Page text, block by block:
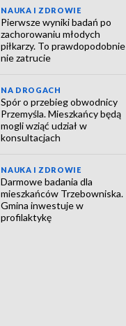
NAUKA I ZDROWIE
Pierwsze wyniki badań po
zachorowaniu młodych
piłkarzy. To prawdopodobnie
nie zatrucie
NA DROGACH
Spór o przebieg obwodnicy
Przemyśla. Mieszkańcy będą
mogli wziąć udział w
konsultacjach
NAUKA I ZDROWIE
Darmowe badania dla
mieszkańców Trzebowniska.
Gmina inwestuje w
profilaktykę